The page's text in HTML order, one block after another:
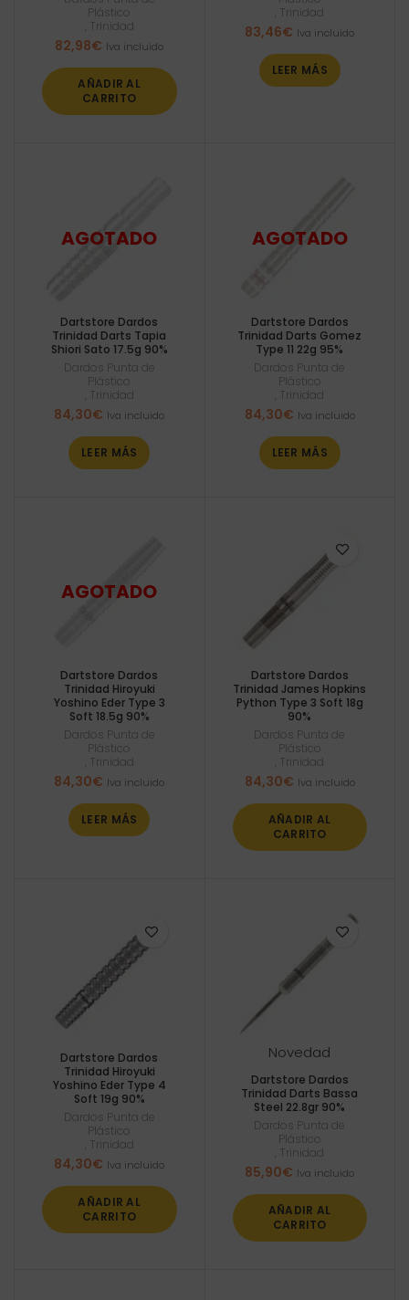
Plástico
Trinidad
82,98€ Iva incluido
AÑADIR AL
CARRITO
Trinidad
83,46€ Iva incluido
LEER MÁS
Dartstore Dardos
Trinidad Darts Tapia
Shiori Sato 17.5g 90%
Dardos Punta de
Plástico
Trinidad
84,30€ Iva incluido
LEER MÁS
Dartstore Dardos
Trinidad Darts Gomez
Type 11 22g 95%
Dardos Punta de
Plástico
Trinidad
84,30€ Iva incluido
LEER MÁS
Dartstore Dardos
Trinidad Hiroyuki
Yoshino Eder Type 3
Soft 18.5g 90%
Dardos Punta de
Plástico
Trinidad
84,30€ Iva incluido
LEER MÁS
Dartstore Dardos
Trinidad James Hopkins
Python Type 3 Soft 18g
90%
Dardos Punta de
Plástico
Trinidad
84,30€ Iva incluido
AÑADIR AL
CARRITO
Dartstore Dardos
Trinidad Hiroyuki
Yoshino Eder Type 4
Soft 19g 90%
Dardos Punta de
Plástico
Trinidad
84,30€ Iva incluido
AÑADIR AL
CARRITO
Novedad
Dartstore Dardos
Trinidad Darts Bassa
Steel 22.8gr 90%
Dardos Punta de
Plástico
Trinidad
85,90€ Iva incluido
AÑADIR AL
CARRITO